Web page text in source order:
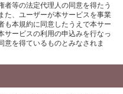
者等の法定代理人の同意を得たう
た、ユーザーが本サービスを事業
も本規約に同意したうえで本サー
サービスの利用の申込みを行なっ
意を得ているものとみなされま